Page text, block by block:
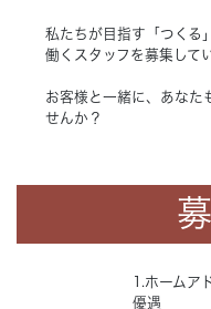
私たちが目指す「つくる
働くスタッフを募集して
お客様と一緒に、あなた
せんか？
1.ホーム
優遇